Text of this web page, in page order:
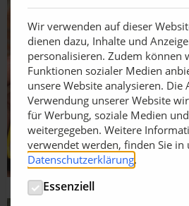
Wir verwenden auf dieser
dienen dazu, Inhalte und
personalisieren. Zudem können
Funktionen sozialer Medien
unsere Website analysieren. Die
Verwendung unserer Website
für Werbung, soziale Medien
weitergegeben. Weitere
verwendet werden, finden Sie in
Datenschutzerklärung.
Essenziell